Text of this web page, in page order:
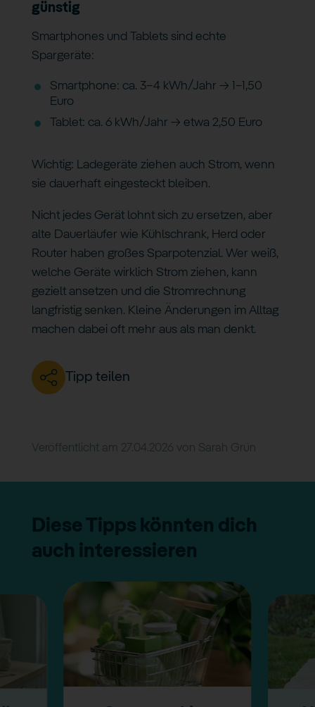
günstig
Smartphones und Tablets sind echte
Spargeräte:
Smartphone: ca. 3–4 kWh/Jahr → 1–1,50
Euro
Tablet: ca. 6 kWh/Jahr → etwa 2,50 Euro
Wichtig: Ladegeräte ziehen auch Strom, wenn
sie dauerhaft eingesteckt bleiben.
Nicht jedes Gerät lohnt sich zu ersetzen, aber
alte Dauerläufer wie Kühlschrank, Herd oder
Router haben großes Sparpotenzial. Wer weiß,
welche Geräte wirklich Strom ziehen, kann
gezielt ansetzen und die Stromrechnung
langfristig senken. Kleine Änderungen im Alltag
machen dabei oft mehr aus als man denkt.
Tipp teilen
Veröffentlicht am 27.04.2026 von Sarah Grün
Diese Tipps könnten dich
auch interessieren